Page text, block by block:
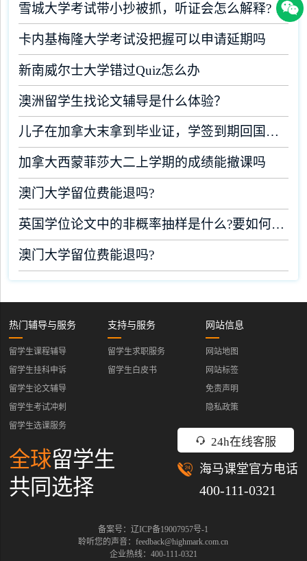
雪城大学考试带小抄被抓，听证会怎么解释?
卡内基梅隆大学考试没把握可以申请延期吗
新南威尔士大学错过Quiz怎么办
澳洲留学生找论文辅导是什么体验？
儿子在加拿大末拿到毕业证，学签到期回国了有办法补救吗
加拿大西蒙菲莎大二上学期的成绩能撤课吗
澳门大学留位费能退吗?
英国学位论文中的非概率抽样是什么?要如何完成?
澳门大学留位费能退吗?
24h在线客服
海马课堂官方电话
400-111-0321
热门辅导与服务
留学生课程辅导
留学生挂科申诉
留学生论文辅导
留学生考试冲刺
留学生选课服务
支持与服务
留学生求职服务
留学生白皮书
网站信息
网站地图
网站标签
免责声明
隐私政策
全球留学生
共同选择
备案号：辽ICP备19007957号-1
聆听您的声音：feedback@highmark.com.cn
企业热线：400-111-0321